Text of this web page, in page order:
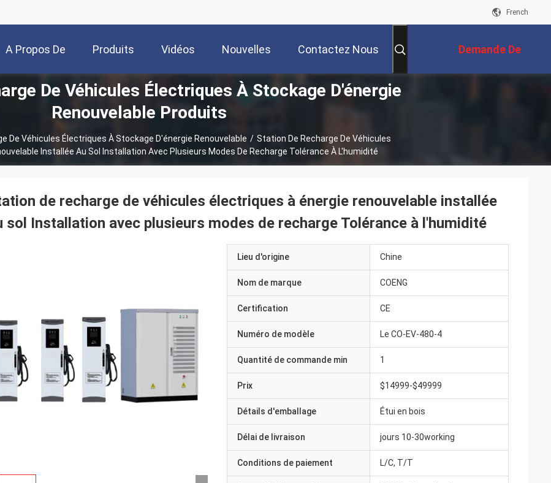
French
A Propos De
Nous
Produits Vidéos Nouvelles Contactez Nous Demande De
Soumission
De Véhicules Électriques À Stockage D'énergie
Renouvelable Produits
De Véhicules Électriques À Stockage D'énergie Renouvelable / Station De Recharge De Véhicules
Installée Au Sol Installation Avec Plusieurs Modes De Recharge Tolérance À L'humidité
de recharge de véhicules électriques à énergie renouvelable installée
sol Installation avec plusieurs modes de recharge Tolérance à l'humidité
Lieu d'origine Chine
Nom de marque COENG
Certification CE
Numéro de modèle Le CO-EV-480-4
Quantité de commande min 1
Prix $14999-$49999
Détails d'emballage Étui en bois
Délai de livraison jours 10-30working
Conditions de paiement L/C, T/T